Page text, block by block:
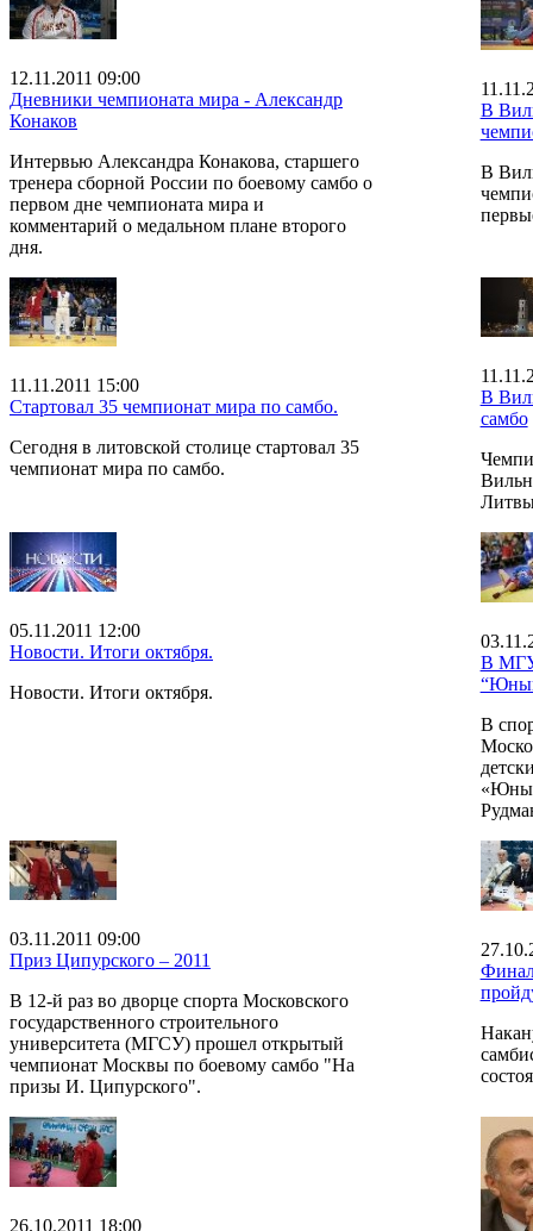
12.11.2011 09:00
Дневники чемпионата мира - Александр
Конаков
Интервью Александра Конакова, старшего
тренера сборной России по боевому самбо о
первом дне чемпионата мира и
комментарий о медальном плане второго
дня.
В
В
11.11.2011 15:00
Стартовал 35 чемпионат мира по самбо.
Сегодня в литовской столице стартовал 35
чемпионат мира по самбо.
В
самбо
05.11.2011 12:00
Новости. Итоги октября.
Новости. Итоги октября.
В
В
03.11.2011 09:00
Приз Ципурского – 2011
В 12-й раз во дворце спорта Московского
государственного строительного
университета (МГСУ) прошел открытый
чемпионат Москвы по боевому самбо "На
призы И. Ципурского".
26.10.2011 18:00